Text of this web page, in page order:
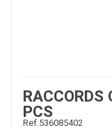
PCS
Ref. 536085402